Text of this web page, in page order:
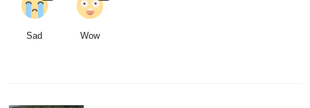
Sad Wow